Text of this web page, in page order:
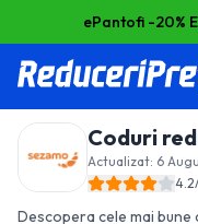
ePantofi -20%
Coduri
Actualizat: 6
4.2
Descopera cele mai